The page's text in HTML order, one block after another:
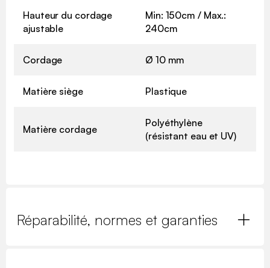
Hauteur du cordage
ajustable
Min: 150cm / Max.:
240cm
Cordage Ø 10 mm
Matière siège Plastique
Matière cordage
Polyéthylène
(résistant eau et UV)
Réparabilité, normes et garanties